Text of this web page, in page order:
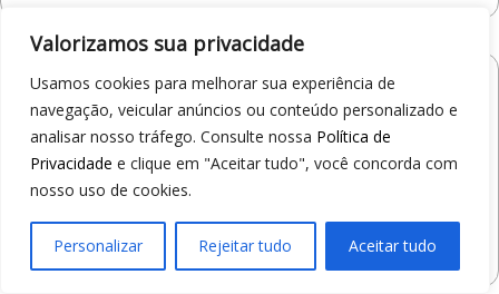
Valorizamos sua privacidade
Usamos cookies para melhorar sua experiência de
navegação, veicular anúncios ou conteúdo personalizado e
analisar nosso tráfego. Consulte nossa Política de
Privacidade e clique em "Aceitar tudo", você concorda com
nosso uso de cookies.
Personalizar Rejeitar tudo Aceitar tudo
Loja 1A99 – North Shopping Barretos
Via Conselheiro Antonio Prado, 1400 - Pedro Cavaline
19
97407-5840
COMO CHEGAR